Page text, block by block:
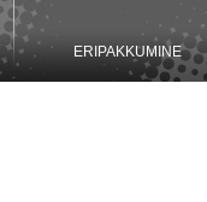
ERIPAKKUMINE